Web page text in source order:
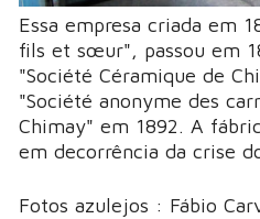
Essa empresa criada em
fils et sœur", passou em
"Société Céramique de
"Société anonyme des
Chimay" em 1892. A
em decorrência da crise
Fotos azulejos : Fábio